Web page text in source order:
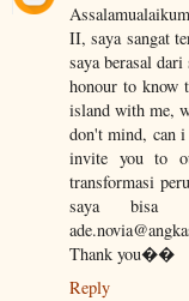
II, saya sangat
saya berasal
honour to know
island with me,
don't mind, can i
invite you to
transformasi
saya bisa
Thank you��
Reply